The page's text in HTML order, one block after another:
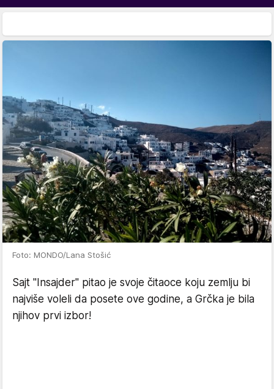
Foto: MONDO/Lana Stošić
Sajt "Insajder" pitao je svoje čitaoce koju zemlju bi
najviše voleli da posete ove godine, a Grčka je bila
njihov prvi izbor!